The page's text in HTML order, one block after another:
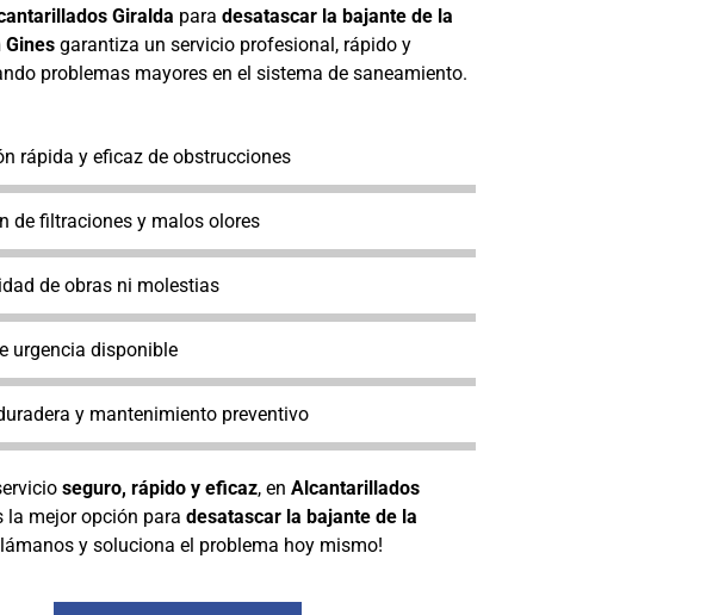
Giralda para desatascar la bajante de la
Gines garantiza un servicio profesional, rápido y
problemas mayores en el sistema de saneamiento.
rápida y eficaz de obstrucciones
de filtraciones y malos olores
de obras ni molestias
urgencia disponible
y mantenimiento preventivo
seguro, rápido y eficaz, en Alcantarillados
la mejor opción para desatascar la bajante de la
y soluciona el problema hoy mismo!